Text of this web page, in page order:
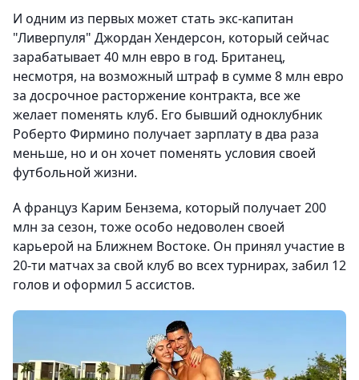
И одним из первых может стать экс-капитан
"Ливерпуля" Джордан Хендерсон, который сейчас
зарабатывает 40 млн евро в год. Британец,
несмотря, на возможный штраф в сумме 8 млн евро
за досрочное расторжение контракта, все же
желает поменять клуб. Его бывший одноклубник
Роберто Фирмино получает зарплату в два раза
меньше, но и он хочет поменять условия своей
футбольной жизни.
А француз Карим Бензема, который получает 200
млн за сезон, тоже особо недоволен своей
карьерой на Ближнем Востоке. Он принял участие в
20-ти матчах за свой клуб во всех турнирах, забил 12
голов и оформил 5 ассистов.